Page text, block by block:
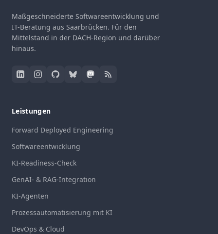
Maßgeschneiderte Softwareentwicklung und
IT-Beratung aus Saarbrücken. Für den
Mittelstand in der DACH-Region und darüber
hinaus.
Leistungen
Forward Deployed Engineering
Softwareentwicklung
KI-Readiness-Check
GenAI- & RAG-Integration
KI-Agenten
Prozessautomatisierung mit KI
DevOps & Cloud